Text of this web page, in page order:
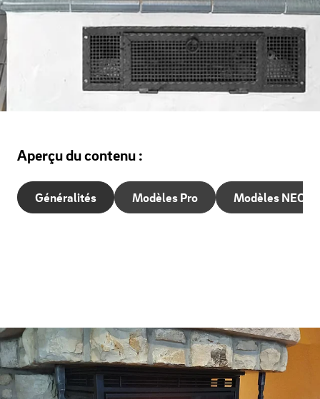
Aperçu du contenu :
Généralités Modèles Pro Modèles NEO-